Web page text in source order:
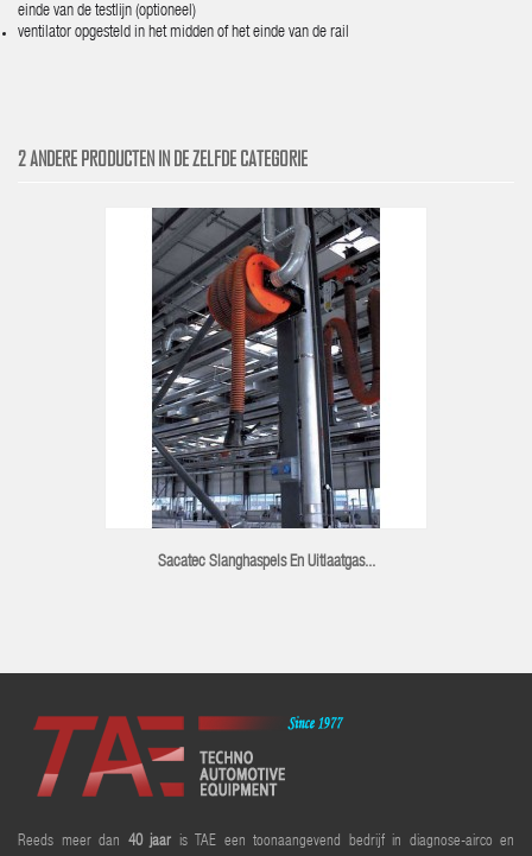
einde van de testlijn (optioneel)
ventilator opgesteld in het midden of het einde van de rail
2 ANDERE PRODUCTEN IN DE ZELFDE CATEGORIE
Sacatec Slanghaspels En Uitlaatgas...
Reeds meer dan 40 jaar is TAE een toonaangevend bedrijf in diagnose-airco en